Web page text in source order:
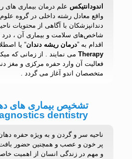
اندودانتیکس علم درمان بیماری های
واقع معادل رشته داخلی در گروه
دندانپزشکان با آگاهی از محتویات
شاخص‌های سلامت و بیماری آن ، درد
اقدام به ”درمان ریشه دندان“ یا
Therapyمی نمایند . از زمانی که
فعالیت آن وارد حفره مرکزی و مغز
متخصصان اندو آغاز می گردد .
تشخیص بیماری های
dentistry )
ناحیه سر و گردن و به ویژه حفره
پر خون و عصب و همچنین حضور
و مهم در زندگی انسان از اهمیت